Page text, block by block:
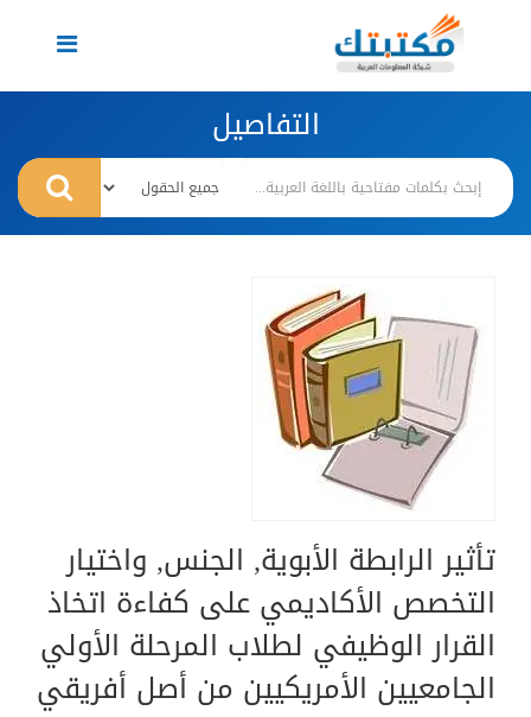
Toggle
navigation
التفاصيل
تأثير الرابطة الأبوية, الجنس, واختيار
التخصص الأكاديمي على كفاءة اتخاذ
القرار الوظيفي لطلاب المرحلة الأولي
الجامعيين الأمريكيين من أصل أفريقي